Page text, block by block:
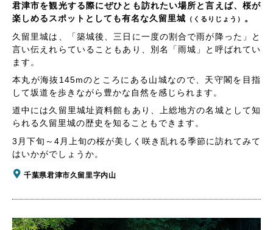
君津市を観光する際にぜひとも訪れたい場所と言えば、桜が
楽しめるスポットとしても有名な久留里城 （くるりじょう） 。
久留里城は、「築城後、三日に一度の割合で雨が降った」と
言い伝えれらていることもあり、別名「雨城」と呼ばれてい
ます。
本丸が海抜145mのところにある山城なので、天守閣を目指
して坂道を歩きながら豊かな自然を感じられます。
道中には久留里城址資料館もあり、上総地方の名城として知
られる久留里城の歴史を知ることもできます。
3月下旬～4月上旬の桜が美しく咲き乱れる季節に訪れてみて
はいかがでしょうか。
千葉県君津市久留里字内山